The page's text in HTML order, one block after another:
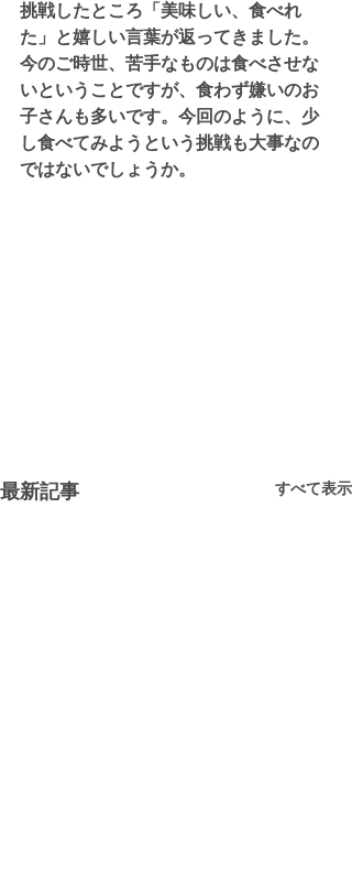
挑戦したところ「美味しい、食べれ
た」と嬉しい言葉が返ってきました。
今のご時世、苦手なものは食べさせな
いということですが、食わず嫌いのお
子さんも多いです。今回のように、少
し食べてみようという挑戦も大事なの
ではないでしょうか。
最新記事 すべて表示